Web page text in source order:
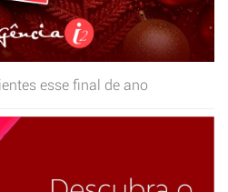
esse final de ano